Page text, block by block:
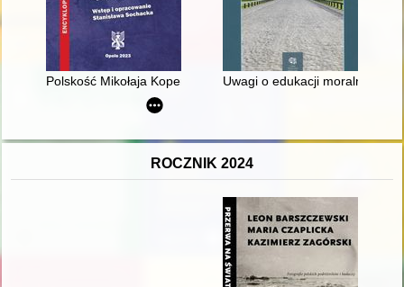
Polskość Mikołaja Kopernika z rodu ŚlązakaUwagi o edukacji moralnej
ROCZNIK 2024